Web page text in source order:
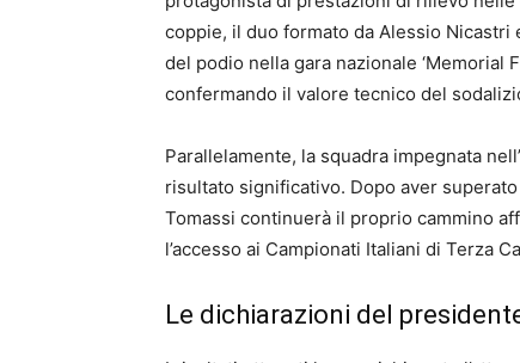
coppie, il duo formato da Alessio
del podio nella gara nazionale ‘Memorial
confermando il valore tecnico del
Parallelamente, la squadra impegnata
risultato significativo. Dopo aver
Tomassi continuerà il proprio cammino
l’accesso ai Campionati Italiani di Terza
Le dichiarazioni del